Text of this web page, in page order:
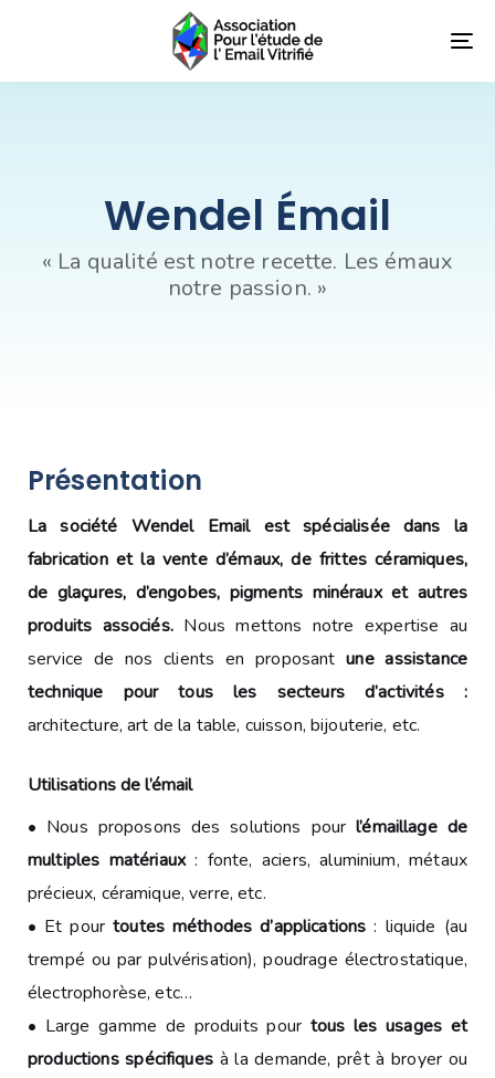
Wendel Émail
« La qualité est notre recette. Les émaux
notre passion. »
Présentation
La société Wendel Email est spécialisée dans la
fabrication et la vente d’émaux, de frittes céramiques,
de glaçures, d’engobes, pigments minéraux et autres
produits associés. Nous mettons notre expertise au
service de nos clients en proposantune assistance
technique pour tous les secteurs d’activités :
architecture, art de la table, cuisson, bijouterie, etc.
Utilisations de l’émail
• Nous proposons des solutions pour l’émaillage de
multiples matériaux: fonte, aciers, aluminium, métaux
précieux, céramique, verre, etc.
• Et pourtoutes méthodes d’applications : liquide (au
trempé ou par pulvérisation), poudrage électrostatique,
électrophorèse, etc…
• Large gamme de produits pour tous les usages et
productions spécifiquesà la demande, prêt à broyer ou